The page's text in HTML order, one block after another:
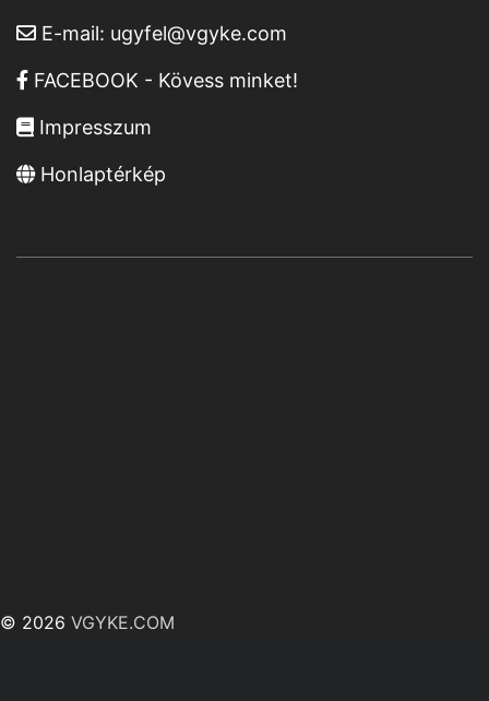
E-mail: ugyfel@vgyke.com
FACEBOOK - Kövess minket!
Impresszum
Honlaptérkép
© 2026 VGYKE.COM